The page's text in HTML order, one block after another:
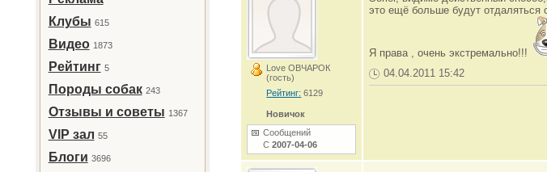
Клубы 615
Видео 1873
Рейтинг 5
Породы собак 243
Отзывы и советы 1367
VIP зал 55
Блоги 3696
Love ОВЧАРОК
(гость)
Рейтинг: 6129
Новичок
Сообщений
С2007-04-06
это ещё больше будут отдаляться
Я права , очень экстремально!!!
04.04.2011 15:42